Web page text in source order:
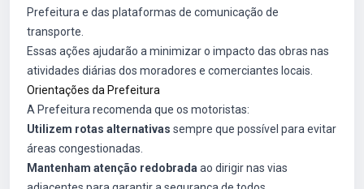
Prefeitura e das plataformas de comunicação de
transporte.
Essas ações ajudarão a minimizar o impacto das obras nas
atividades diárias dos moradores e comerciantes locais.
Orientações da Prefeitura
A Prefeitura recomenda que os motoristas:
Utilizem rotas alternativas sempre que possível para evitar
áreas congestionadas.
Mantenham atenção redobrada ao dirigir nas vias